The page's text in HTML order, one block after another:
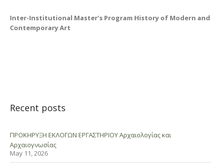
Inter-Institutional Master’s Program History of Modern and
Contemporary Art
Recent posts
ΠΡΟΚΗΡΥΞΗ ΕΚΛΟΓΩΝ ΕΡΓΑΣΤΗΡΙΟΥ Αρχαιολογίας και
Αρχαιογνωσίας
May 11, 2026